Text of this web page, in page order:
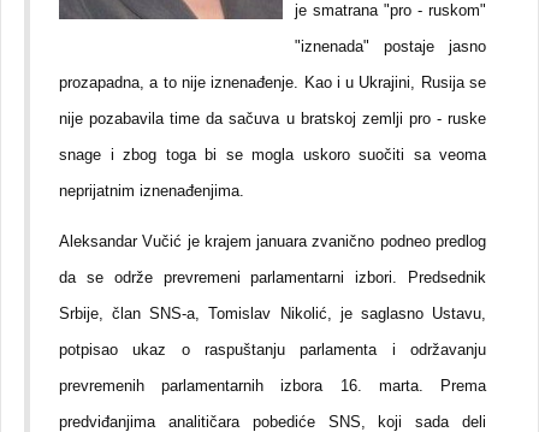
je smatrana "pro - ruskom"
"iznenada" postaje jasno
prozapadna, a to nije iznenađenje. Kao i u Ukrajini, Rusija se
nije pozabavila time da sačuva u bratskoj zemlji pro - ruske
snage i zbog toga bi se mogla uskoro suočiti sa veoma
neprijatnim iznenađenjima.
Aleksandar Vučić je krajem januara zvanično podneo predlog
da se održe prevremeni parlamentarni izbori. Predsednik
Srbije, član SNS-a, Tomislav Nikolić, je saglasno Ustavu,
potpisao ukaz o raspuštanju parlamenta i održavanju
prevremenih parlamentarnih izbora 16. marta. Prema
predviđanjima analitičara pobediće SNS, koji sada deli